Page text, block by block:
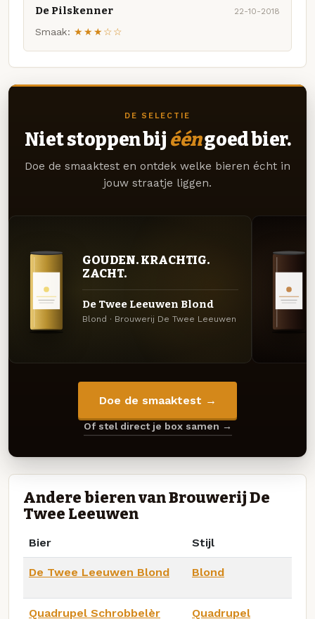
De Pilskenner 22-10-2018
Smaak: ★★★☆☆
DE SELECTIE
Niet stoppen bij ééngoed bier.
Doe de smaaktest en ontdek welke bieren écht in
jouw straatje liggen.
GOUDEN. KRACHTIG.
ZACHT.
De Twee Leeuwen Blond
Blond · Brouwerij De Twee Leeuwen
Doe de smaaktest →
Of stel direct je box samen →
Andere bieren van Brouwerij De
Twee Leeuwen
Bier Stijl
De Twee Leeuwen Blond Blond
Quadrupel Schrobbelèr Quadrupel